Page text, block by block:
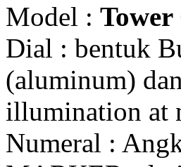
Model :
Dial : bentuk
(aluminum)
illumination at
Numeral :